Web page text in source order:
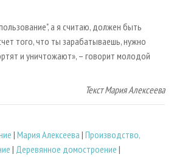
а я считаю, должен быть
того, что ты зарабатываешь, нужно
и уничтожают», – говорит молодой
Текст Мария Алексеева
| Мария Алексеева | Производство,
| Деревянное домостроение |